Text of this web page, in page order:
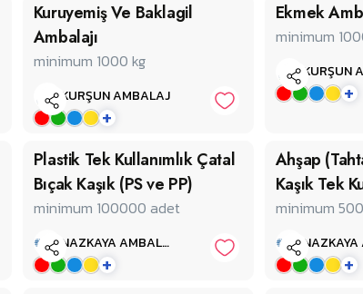
Kuruyemiş Ve Baklagil
Ambalajı
minimum 1000 kg
KURŞUN AMBALAJ
+
Ekmek
minimum
KURŞUN
+
Plastik Tek Kullanımlık Çatal
Bıçak Kaşık (PS ve PP)
minimum 100000 adet
NAZKAYA AMBALAJ PACKAGING
+
Ahşap
Kaşık Tek
minimum
+